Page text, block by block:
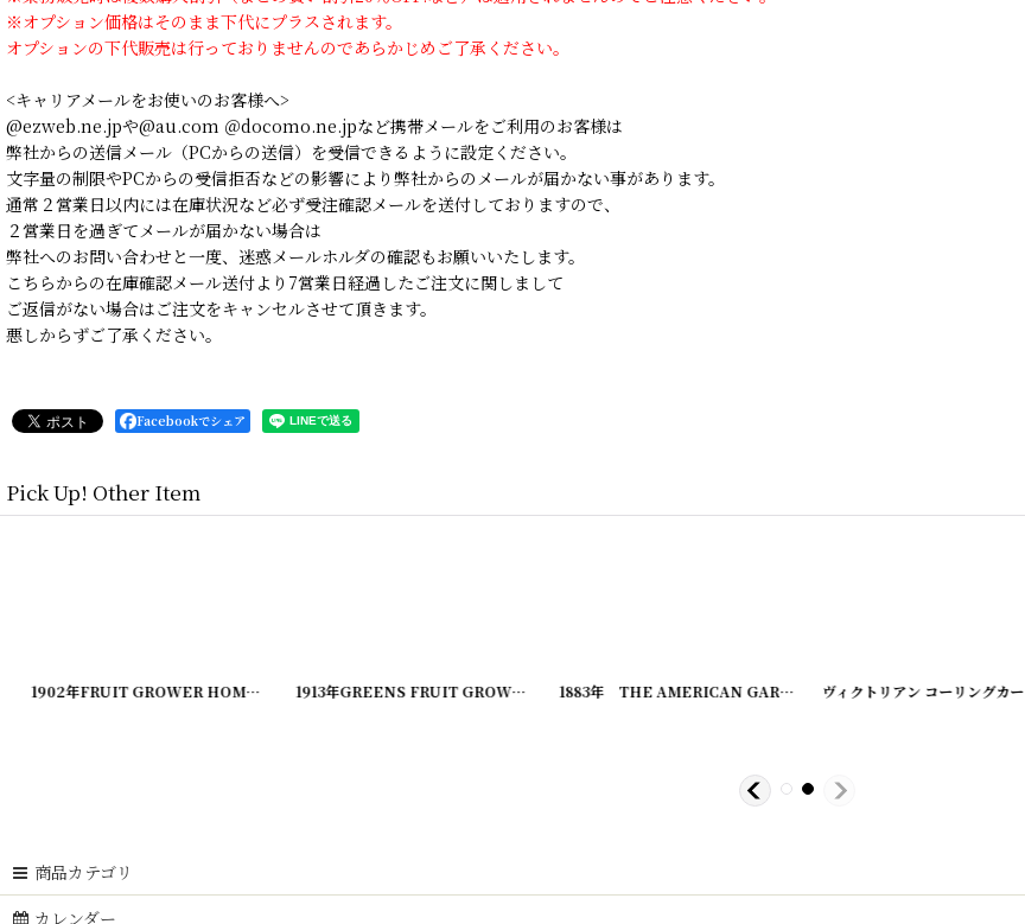
※オプション価格はそのまま下代にプラスされます。
オプションの下代販売は行っておりませんのであらかじめご了承ください。
<キャリアメールをお使いのお客様へ>
@ezweb.ne.jpや@au.com ＠docomo.ne.jpなど携帯メールをご利用のお客様は
弊社からの送信メール（PCからの送信）を受信できるように設定ください。
文字量の制限やPCからの受信拒否などの影響により弊社からのメールが届かない事があります。
通常２営業日以内には在庫状況など必ず受注確認メールを送付しておりますので、
２営業日を過ぎてメールが届かない場合は
弊社へのお問い合わせと一度、迷惑メールホルダの確認もお願いいたします。
こちらからの在庫確認メール送付より7営業日経過したご注文に関しまして
ご返信がない場合はご注文をキャンセルさせて頂きます。
悪しからずご了承ください。
Facebookでシェア
Pick Up! Other Item
[20200414-1]
1902年FRUIT GROWER HOME COMPANION 農業系雑誌 [20200324-3]
1913年GREENS FRUIT GROWER 農業系雑誌 [ 20200324-4] 1883年 THE AMERICAN GARDEN 農業系雑誌 [20200324-5]
ヴィクトリアン コーリングカード
商品カテゴリ
カレンダー